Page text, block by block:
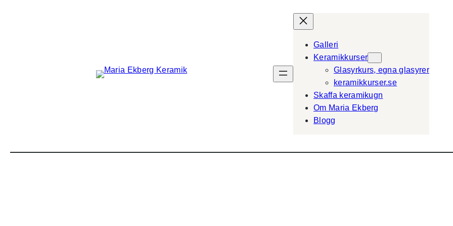
Galleri
Keramikkurser
Glasyrkurs, egna glasyrer
keramikkurser.se
Skaffa keramikugn
Om Maria Ekberg
Blogg